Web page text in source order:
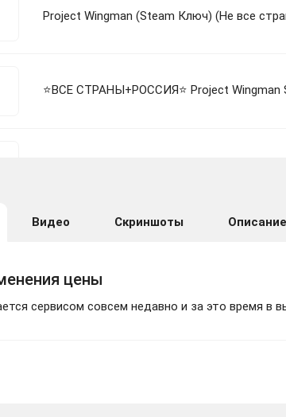
Project Wingman (Steam Ключ) (Не все
⭐️ВСЕ СТРАНЫ+РОССИЯ⭐️ Project Wingman
Project Wingman - Frontline 59 Campaign
Видео Скриншоты Описание
цены
сервисом совсем недавно и за это время в